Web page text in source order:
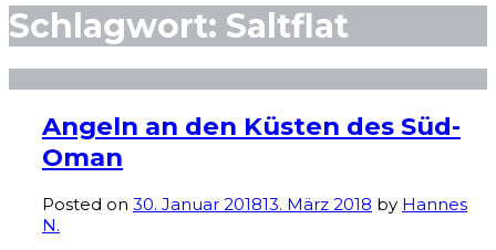
Schlagwort: Saltflat
Angeln an den Küsten des Süd-
Oman
Posted on 30. Januar 201813. März 2018 by Hannes
N.